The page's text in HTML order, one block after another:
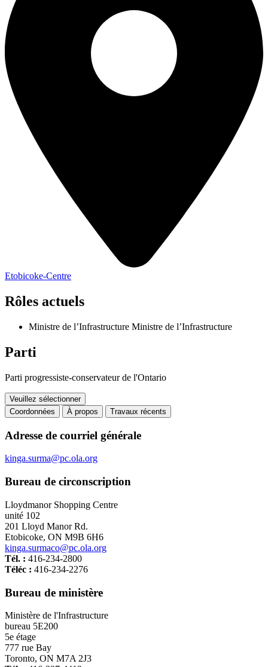
Etobicoke-Centre
Rôles actuels
Ministre de l’Infrastructure Ministre de l’Infrastructure
Parti
Parti progressiste-conservateur de l'Ontario
Veuillez sélectionner
Coordonnées
À propos Travaux récents
Coordonnées
Adresse de courriel générale
kinga.surma@pc.ola.org
Bureau de circonscription
Lloydmanor Shopping Centre
unité 102
201 Lloyd Manor Rd.
Etobicoke, ON M9B 6H6
kinga.surmaco@pc.ola.org
Tél. : 416-234-2800
Téléc : 416-234-2276
Bureau de ministère
Ministère de l'Infrastructure
bureau 5E200
5e étage
777 rue Bay
Toronto, ON M7A 2J3